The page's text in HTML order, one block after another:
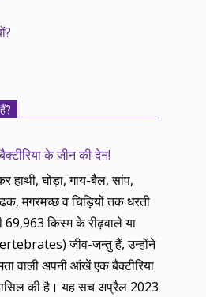
के जीन की देन!
हाथी, घोड़ा, गाय-बैल, सांप,
मगरमच्छ व चिड़ियों तक धरती
69,963 किस्म के रीढ़वाले या
जीव-जन्तु हैं, उन्होंने
वाली अपनी आंखें एक बैक्टीरिया
की है। यह सच अप्रैल 2023